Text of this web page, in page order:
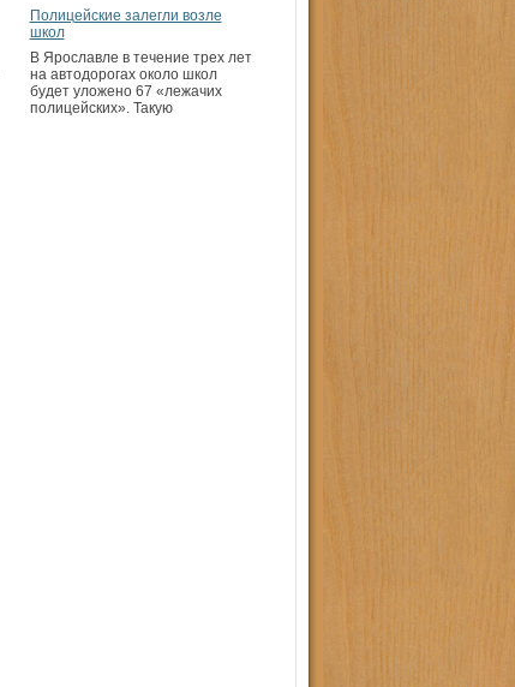
Полицейские залегли возле
школ
В Ярославле в течение трех лет
на автодорогах около школ
будет уложено 67 «лежачих
полицейских». Такую